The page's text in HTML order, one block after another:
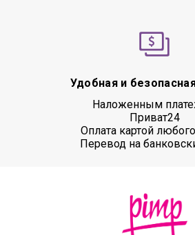
Удобная и
Наложенным
Приват24
Оплата картой
Перевод на